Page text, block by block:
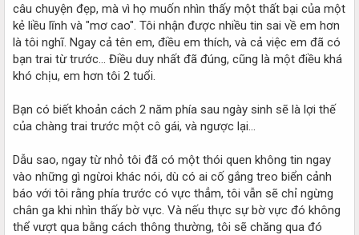
câu chuyện đẹp, mà vì họ muốn nhìn thấy một thất bại của một
kẻ liều lĩnh và "mơ cao". Tôi nhận được nhiều tin sai về em hơn
là tôi nghĩ. Ngay cả tên em, điều em thích, và cả việc em đã có
bạn trai từ trước... Điều duy nhất đã đúng, cũng là một điều khá
khó chịu, em hơn tôi 2 tuổi.
Bạn có biết khoản cách 2 năm phía sau ngày sinh sẽ là lợi thế
của chàng trai trước một cô gái, và ngược lại...
Dẫu sao, ngay từ nhỏ tôi đã có một thói quen không tin ngay
vào những gì ngừoi khác nói, dù có ai cố gắng treo biển cảnh
báo với tôi rằng phía trước có vực thẳm, tôi vẫn sẽ chỉ ngừng
chân ga khi nhìn thấy bờ vực. Và nếu thực sự bờ vực đó không
thể vượt qua bằng cách thông thường, tôi sẽ chăng qua đó